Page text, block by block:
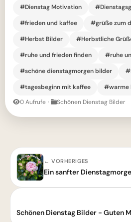
#Dienstag Motivation
#frieden und kaffee
#grüße zum
#Herbst Bilder
#Herbstliche
#ruhe und frieden finden
#ruhe
#schöne dienstagmorgen bilder
#tagesbeginn mit kaffee
#warme
0 Aufrufe · Schönen Dienstag Bilder
← VORHERIGES